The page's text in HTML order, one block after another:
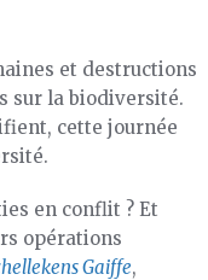
et destructions
sur la biodiversité.
cette journée
en conflit ? Et
opérations
Gaiffe,